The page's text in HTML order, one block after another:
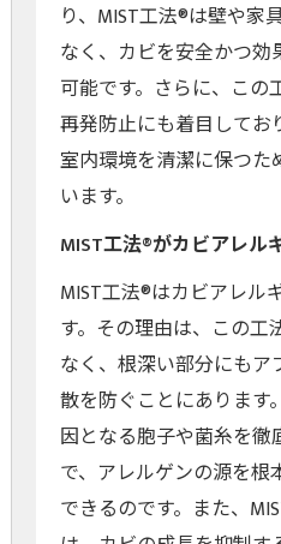
り、MIST工法®は壁や家
なく、カビを安全かつ
可能です。さらに、この
再発防止にも着目してお
室内環境を清潔に保つた
います。
MIST工法®がカビアレル
MIST工法®はカビアレル
す。その理由は、この工
なく、根深い部分にも
散を防ぐことにあります
因となる胞子や菌糸を徹
で、アレルゲンの源を根
できるのです。また、